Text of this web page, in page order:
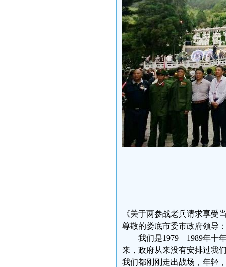
《关于两参战老兵请求享受
尊敬的娄底市委市政府领导
我们是1979—1989年十年
来，政府从来没有安排过我
我们都刚刚走出战场，年轻